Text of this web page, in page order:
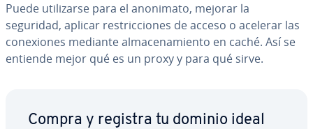
Puede uti­li­zar­se para el anonimato, mejorar la
seguridad, aplicar re­s­tri­c­cio­nes de acceso o acelerar las
co­ne­xio­nes mediante al­ma­ce­na­mie­n­to en caché. Así se
entiende mejor qué es un proxy y para qué sirve.
Compra y registra tu dominio ideal